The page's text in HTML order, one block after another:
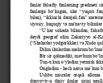
fanlar falsafiy fanlarning predmeti
fanlarga  bo‘lingan,  ular “yuqori  fan
bilan), “ikkinchi darajali fan”
siyosiy, huquqiy va ma'naviy
“U har sohada bilimdon,
deydi  geograf  olim  Zakariyyo  al-
(“Shaharlar yodgorliklari va Xudo
Dilim ilmlardan mahrum bo‘
Bir sir qolmadiki, mavhum bo‘
Tun-u kun o‘yladim yetmish
Ongladim - hech narsa ma’lum b
Ushbu  misralar  orqali  alloma
dunyoviy-u  diniy  ilmlar  sirini